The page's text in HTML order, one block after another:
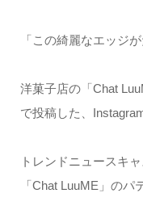
「この綺麗なエッジ
洋菓子店の「Chat
で投稿した、
トレンドニュースキ
「Chat LuuME」のパ